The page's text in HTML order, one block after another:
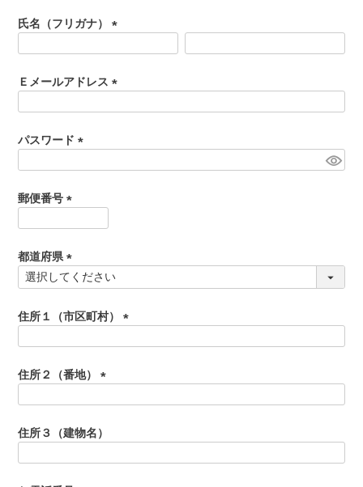
常陸牛とは？
ショップ一覧
マイページ
ゴルフコンペ
法人の方へ
よくある質問
食べ方レシピ
レビュー一覧
ご予算から選ぶ
牛肉部位一覧
しゃぶしゃぶ
BBQ
ステーキ
レトルトカレー
目録ギフト
氏名（フリガナ）
須
)
Ｅメールアドレス
)
パスワード
)
郵便番号
須
)
都道府県
(
須
)
住所１（市区町村）
)
住所２（番地）
須
)
住所３（建物名）